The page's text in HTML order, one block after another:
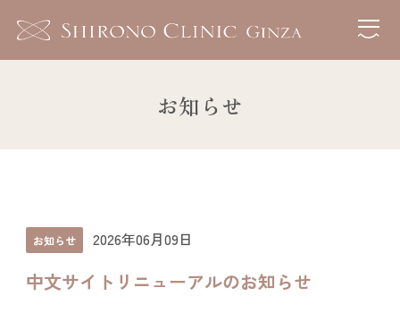
お知らせ
お知らせ 2026年06月09日
中文サイトリニューアルのお知らせ